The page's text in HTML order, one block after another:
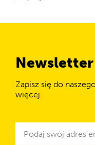
Newsletter
Zapisz się do
więcej.
Newsletter